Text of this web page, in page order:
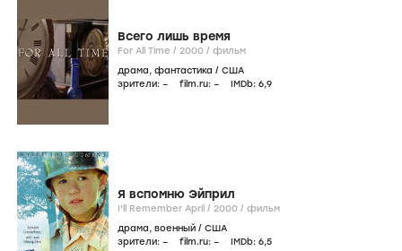
Всего лишь время
For All Time / 2000 / фильм
драма, фантастика / США
зрители: – film.ru: – IMDb: 6,9
Я вспомню Эйприл
I'll Remember April / 2000 / фильм
драма, военный / США
зрители: – film.ru: – IMDb: 6,5